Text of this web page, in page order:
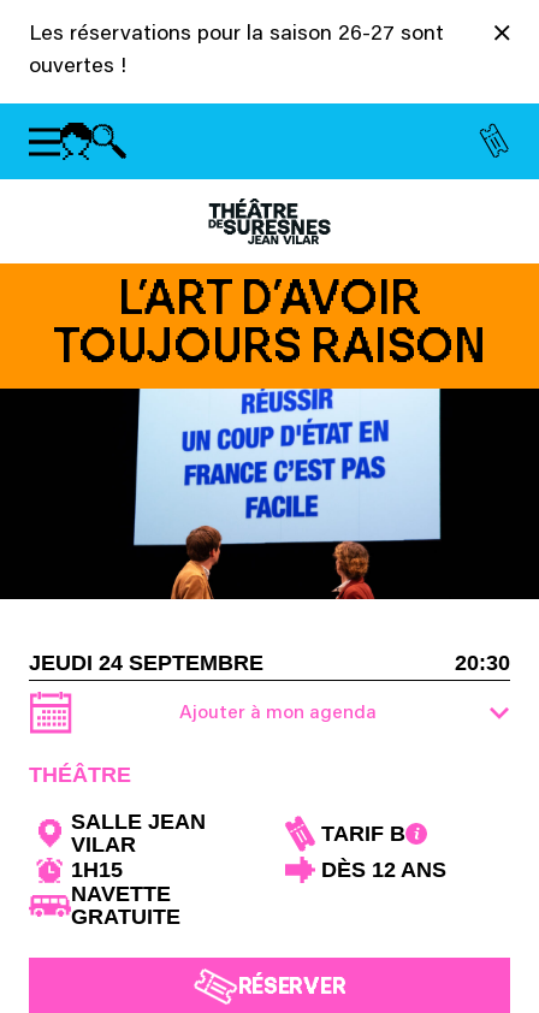
Les réservations pour la saison 26-27 sont
ouvertes !
L’ART D’AVOIR
TOUJOURS RAISON
JEUDI 24 SEPTEMBRE 20:30
Ajouter à mon agenda
THÉÂTRE
SALLE JEAN
VILAR
TARIF B
1H15
DÈS 12 ANS
NAVETTE
GRATUITE
RÉSERVER